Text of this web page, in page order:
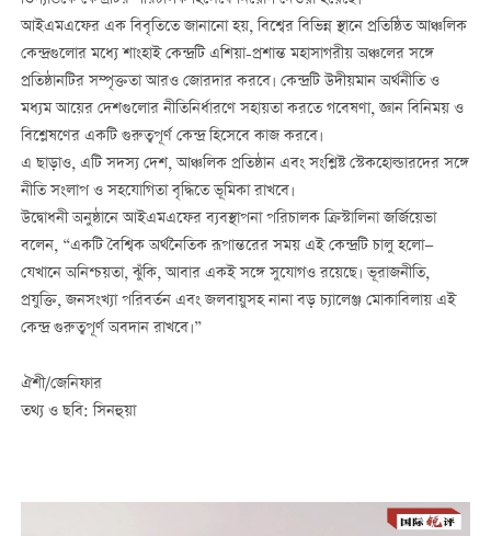
আইএমএফের এক বিবৃতিতে জানানো হয়, বিশ্বের বিভিন্ন স্থানে প্রতিষ্ঠিত আঞ্চলিক
কেন্দ্রগুলোর মধ্যে শাংহাই কেন্দ্রটি এশিয়া-প্রশান্ত মহাসাগরীয় অঞ্চলের সঙ্গে
প্রতিষ্ঠানটির সম্পৃক্ততা আরও জোরদার করবে। কেন্দ্রটি উদীয়মান অর্থনীতি ও
মধ্যম আয়ের দেশগুলোর নীতিনির্ধারণে সহায়তা করতে গবেষণা, জ্ঞান বিনিময় ও
বিশ্লেষণের একটি গুরুত্বপূর্ণ কেন্দ্র হিসেবে কাজ করবে।
এ ছাড়াও, এটি সদস্য দেশ, আঞ্চলিক প্রতিষ্ঠান এবং সংশ্লিষ্ট স্টেকহোল্ডারদের সঙ্গে
নীতি সংলাপ ও সহযোগিতা বৃদ্ধিতে ভূমিকা রাখবে।
উদ্বোধনী অনুষ্ঠানে আইএমএফের ব্যবস্থাপনা পরিচালক ক্রিস্টালিনা জর্জিয়েভা
বলেন, “একটি বৈশ্বিক অর্থনৈতিক রূপান্তরের সময় এই কেন্দ্রটি চালু হলো—
যেখানে অনিশ্চয়তা, ঝুঁকি, আবার একই সঙ্গে সুযোগও রয়েছে। ভূরাজনীতি,
প্রযুক্তি, জনসংখ্যা পরিবর্তন এবং জলবায়ুসহ নানা বড় চ্যালেঞ্জ মোকাবিলায় এই
কেন্দ্র গুরুত্বপূর্ণ অবদান রাখবে।”
ঐশী/জেনিফার
তথ্য ও ছবি: সিনহুয়া